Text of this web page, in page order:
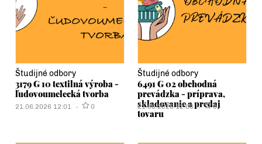
Študijné odbory
3179 G 10 textilná výroba -
ľudovoumelecká tvorba
21.06.2026 12:01 0
Študijné odbory
6491 G 02 obchodná
prevádzka - príprava,
skladovanie a predaj
tovaru
21.06.2026 12:00 0